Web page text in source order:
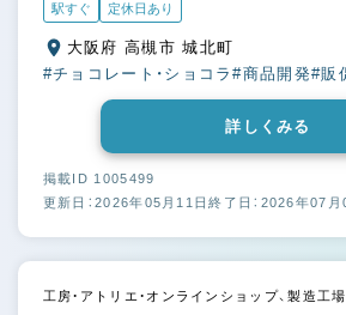
駅すぐ 定休日あり
大阪府 高槻市 城北町
#チョコレート・ショコラ#商品開発#販
詳しくみる
掲載ID 1005499
更新日：2026年05月11日終了日：2026年07月
工房・アトリエ・オンラインショップ、製造工場